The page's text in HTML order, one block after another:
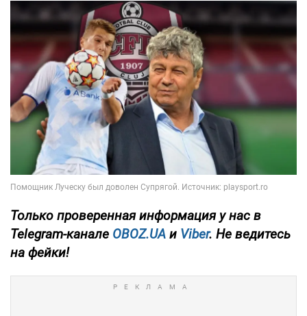
Только проверенная информация у нас в
Telegram-канале OBOZ.UA и Viber. Не ведитесь
на фейки!